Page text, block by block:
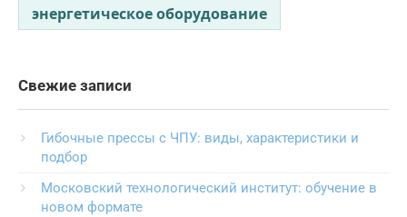
энергетическое оборудование
Свежие записи
Гибочные прессы с ЧПУ: виды, характеристики и
подбор
Московский технологический институт: обучение в
новом формате